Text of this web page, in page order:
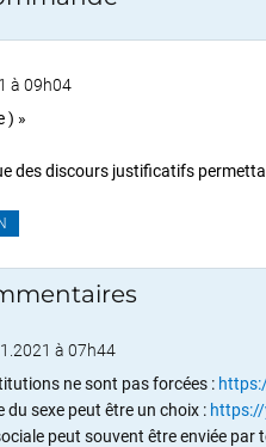
à 09h04
) »
des discours justificatifs
à 07h44
ne sont pas forcées :
du sexe peut être un choix :
peut souvent être enviée